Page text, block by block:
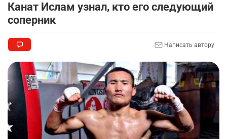
Канат Ислам узнал, кто его следующий
соперник
Написать автору